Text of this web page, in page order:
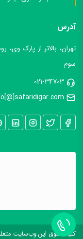
آدرس
سوم
021-34703
کليه حقوق اين وب‌سايت